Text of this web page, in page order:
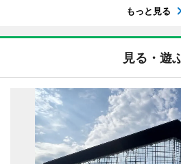
もっと見る
見る・遊